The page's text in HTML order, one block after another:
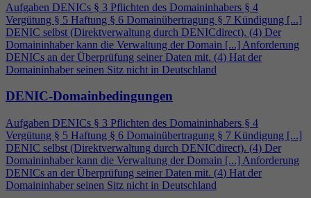
Aufgaben DENICs § 3 Pflichten des Domaininhabers § 4
Vergütung § 5 Haftung § 6 Domainübertragung § 7 Kündigung [...]
DENIC selbst (Direktverwaltung durch DENICdirect). (4) Der
Domaininhaber kann die Verwaltung der Domain [...] Anforderung
DENICs an der Überprüfung seiner Daten mit. (4) Hat der
Domaininhaber seinen Sitz nicht in Deutschland
DENIC-Domainbedingungen
Aufgaben DENICs § 3 Pflichten des Domaininhabers § 4
Vergütung § 5 Haftung § 6 Domainübertragung § 7 Kündigung [...]
DENIC selbst (Direktverwaltung durch DENICdirect). (4) Der
Domaininhaber kann die Verwaltung der Domain [...] Anforderung
DENICs an der Überprüfung seiner Daten mit. (4) Hat der
Domaininhaber seinen Sitz nicht in Deutschland